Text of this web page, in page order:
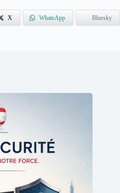
X WhatsApp Bluesky